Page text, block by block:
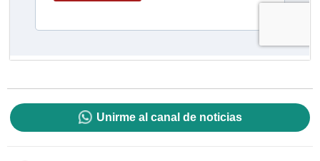
Unirme al canal de noticias